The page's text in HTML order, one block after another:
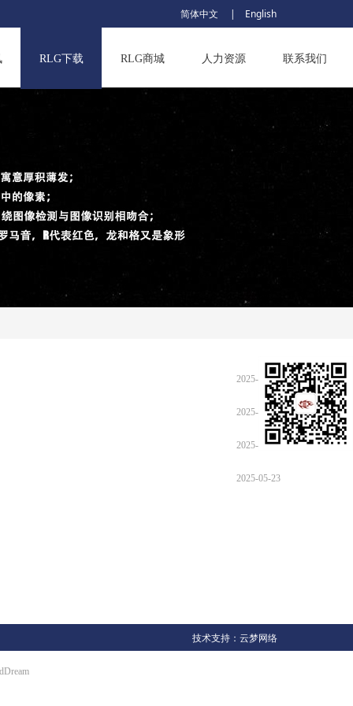
简体中文 | English
RLG下载 RLG商城 人力资源 联系我们
2025-05-23
2025-05-23
2025-05-23
2025-05-23
技术支持： 云梦网络